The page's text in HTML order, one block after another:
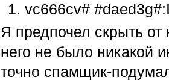
vc666cv#
Я предпочел скрыть от
него не было никакой
точно спамщик-